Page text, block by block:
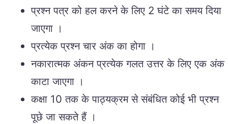
प्रश्न पत्र को हल करने के लिए 2 घंटे का समय दिया
जाएगा ।
प्रत्येक प्रश्न चार अंक का होगा ।
नकारात्मक अंकन प्रत्येक गलत उत्तर के लिए एक अंक
काटा जाएगा ।
कक्षा 10 तक के पाठ्यक्रम से संबंधित कोई भी प्रश्न
पूछे जा सकते हैं ।